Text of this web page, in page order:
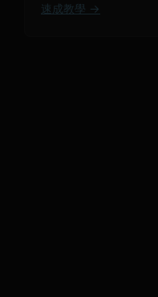
速成教學 →